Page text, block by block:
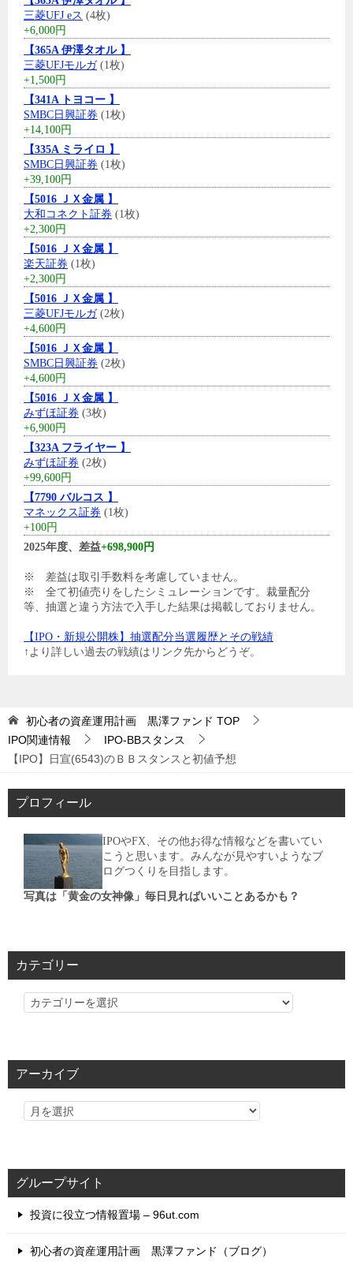
三菱UFJ eス (4枚)
+6,000円
【365A 伊澤タオル 】
三菱UFJモルガ(1枚)
+1,500円
【341A トヨコー 】
SMBC日興証券 (1枚)
+14,100円
【335A ミライロ 】
SMBC日興証券 (1枚)
+39,100円
【5016 ＪＸ金属 】
大和コネクト証券 (1枚)
+2,300円
【5016 ＪＸ金属 】
楽天証券 (1枚)
+2,300円
【5016 ＪＸ金属 】
三菱UFJモルガ(2枚)
+4,600円
【5016 ＪＸ金属 】
SMBC日興証券 (2枚)
+4,600円
【5016 ＪＸ金属 】
みずほ証券 (3枚)
+6,900円
【323A フライヤー 】
みずほ証券 (2枚)
+99,600円
【7790 バルコス 】
マネックス証券 (1枚)
+100円
2025年度、差益+698,900円
※ 差益は取引手数料を考慮していません。
※ 全て初値売りをしたシミュレーションです。裁量配分
等、抽選と違う方法で入手した結果は掲載しておりません。
【IPO・新規公開株】抽選配分当選履歴とその戦績
↑より詳しい過去の戦績はリンク先からどうぞ。
初心者の資産運用計画 黒澤ファンド TOP
IPO関連情報
IPO-BBスタンス
【IPO】日宣(6543)のＢＢスタンスと初値予想
プロフィール
IPOやFX、その他お得な情報などを書いてい
こうと思います。みんなが見やすいようなブ
ログつくりを目指します。
写真は「黄金の女神像」毎日見ればいいことあるかも？
カテゴリー
カ
リ
アーカイブ
グループサイト
投資に役立つ情報置場 – 96ut.com
初心者の資産運用計画 黒澤ファンド（ブログ）